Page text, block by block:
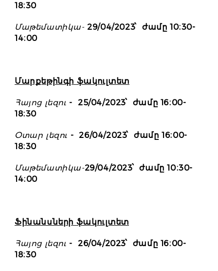
18։30
Մաթեմատիկա- 29/04/2023՝ ժամը 10։30-
14։00
Մարքեթինգի ֆակուլտետ
Հայոց լեզու - 25/04/2023՝ ժամը 16։00-
18։30
Օտար լեզու - 26/04/2023՝ ժամը 16։00-
18։30
Մաթեմատիկա-29/04/2023՝ ժամը 10։30-
14։00
Ֆինանսների ֆակուլտետ
Հայոց լեզու - 26/04/2023՝ ժամը 16։00-
18։30